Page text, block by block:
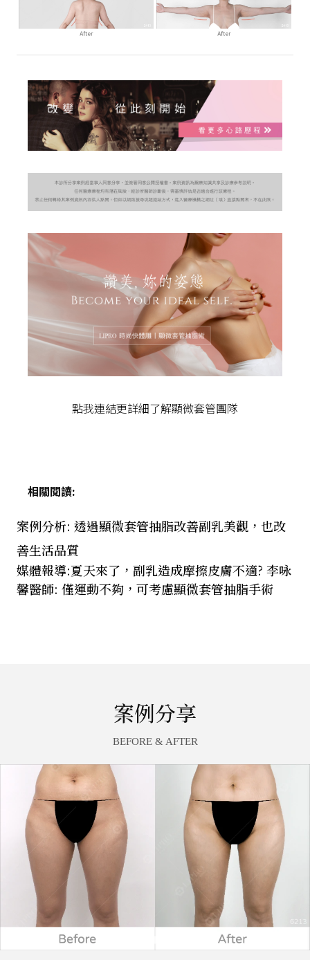
點我連結更詳細了解顯微套管團隊
相關閱讀:
案例分析: 透過顯微套管抽脂改善副乳美觀，也改
善生活品質
媒體報導:夏天來了，副乳造成摩擦皮膚不適? 李咏
馨醫師: 僅運動不夠，可考慮顯微套管抽脂手術
案例分享
BEFORE & AFTER